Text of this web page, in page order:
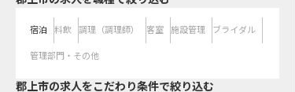
宿泊 料飲 調理（調理師） 客室 施設管理 ブライダル
管理部門・その他
郡上市の求人をこだわり条件で絞り込む